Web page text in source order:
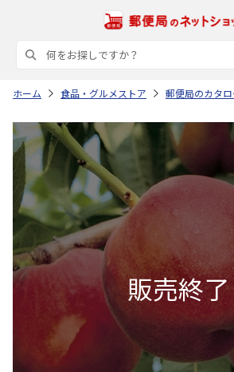
ホーム 食品・グルメストア 郵便局のカタ